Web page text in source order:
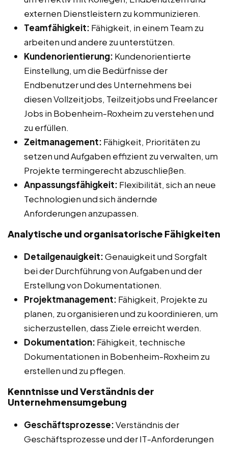
externen Dienstleistern zu kommunizieren.
Teamfähigkeit: Fähigkeit, in einem Team zu
arbeiten und andere zu unterstützen.
Kundenorientierung: Kundenorientierte
Einstellung, um die Bedürfnisse der
Endbenutzer und des Unternehmens bei
diesen Vollzeitjobs, Teilzeitjobs und Freelancer
Jobs in Bobenheim-Roxheim zu verstehen und
zu erfüllen.
Zeitmanagement: Fähigkeit, Prioritäten zu
setzen und Aufgaben effizient zu verwalten, um
Projekte termingerecht abzuschließen.
Anpassungsfähigkeit: Flexibilität, sich an neue
Technologien und sich ändernde
Anforderungen anzupassen.
Analytische und organisatorische Fähigkeiten
Detailgenauigkeit:Genauigkeit und Sorgfalt
bei der Durchführung von Aufgaben und der
Erstellung von Dokumentationen.
Projektmanagement: Fähigkeit, Projekte zu
planen, zu organisieren und zu koordinieren, um
sicherzustellen, dass Ziele erreicht werden.
Dokumentation: Fähigkeit, technische
Dokumentationen in Bobenheim-Roxheim zu
erstellen und zu pflegen.
Kenntnisse und Verständnis der
Unternehmensumgebung
Geschäftsprozesse:Verständnis der
Geschäftsprozesse und der IT-Anforderungen